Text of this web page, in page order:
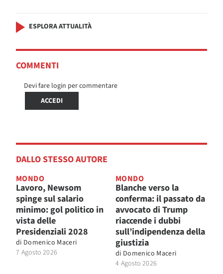
ESPLORA ATTUALITÀ
COMMENTI
Devi fare login per commentare
ACCEDI
DALLO STESSO AUTORE
MONDO
Lavoro, Newsom
spinge sul salario
minimo: gol politico in
vista delle
Presidenziali 2028
di Domenico Maceri
7 Agosto 2026
MONDO
Blanche verso la
conferma: il passato da
avvocato di Trump
riaccende i dubbi
sull’indipendenza della
giustizia
di Domenico Maceri
4 Agosto 2026